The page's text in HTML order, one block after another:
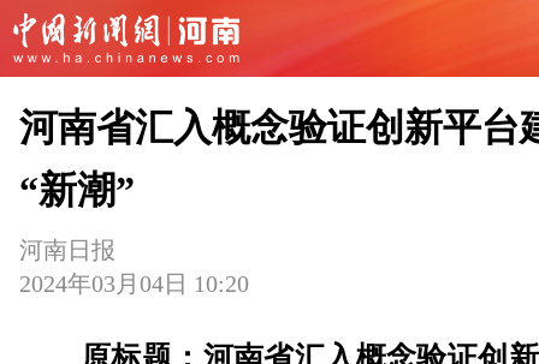
河南省汇入概念验证创新平台
“新潮”
河南日报
2024年03月04日 10:20
原标题：河南省汇入概念验证创